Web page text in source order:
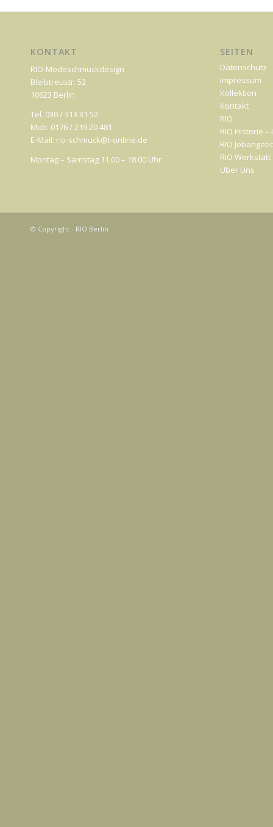
KONTAKT
RIO-Modeschmuckdesign
Bleibtreustr. 52
10623 Berlin
Tel. 030 / 313 31 52
Mob. 0176 / 219 20 481
E-Mail: rio-schmuck@t-online.de
Montag – Samstag 11.00 – 18.00 Uhr
SEITEN
Datenschutz
Impressum
Kollektion
Kontakt
RIO
RIO Historie
RIO
RIO Werkstatt
Über Uns
© Copyright - RIO Berlin